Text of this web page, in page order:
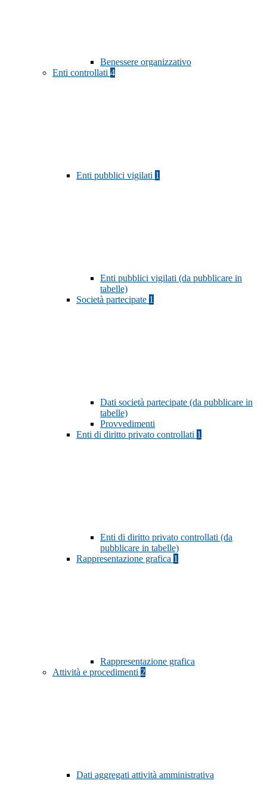
Benessere organizzativo
Enti controllati 4
Enti pubblici vigilati 1
Enti pubblici vigilati (da pubblicare in
tabelle)
Società partecipate 1
Dati società partecipate (da pubblicare in
tabelle)
Provvedimenti
Enti di diritto privato controllati 1
Enti di diritto privato controllati (da
pubblicare in tabelle)
Rappresentazione grafica 1
Rappresentazione grafica
Attività e procedimenti 2
Dati aggregati attività amministrativa